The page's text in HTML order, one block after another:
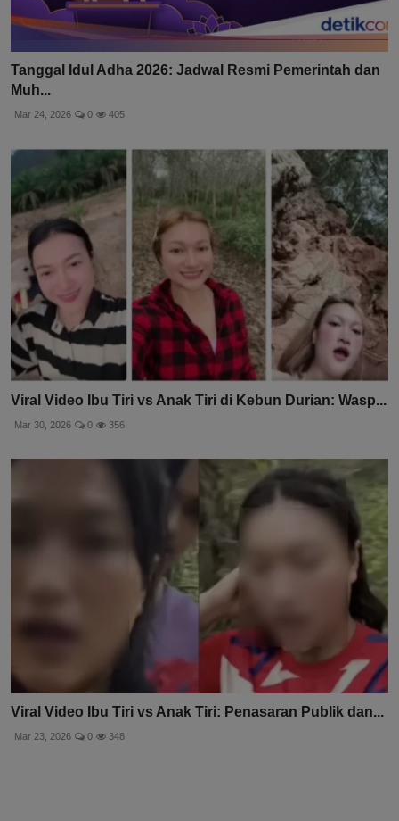
Tanggal Idul Adha 2026: Jadwal Resmi Pemerintah dan
Muh...
Mar 24, 2026 0 405
Viral Video Ibu Tiri vs Anak Tiri di Kebun Durian: Wasp...
Mar 30, 2026 0 356
Viral Video Ibu Tiri vs Anak Tiri: Penasaran Publik dan...
Mar 23, 2026 0 348